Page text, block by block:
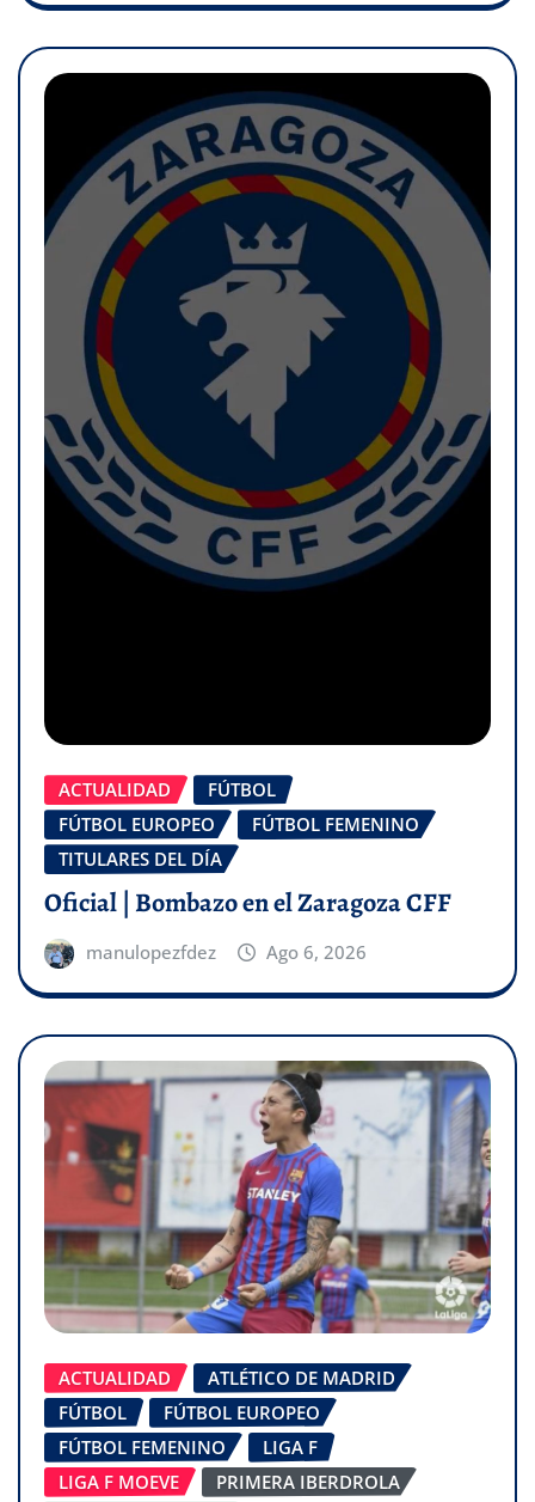
ACTUALIDAD
FÚTBOL
FÚTBOL EUROPEO
FÚTBOL FEMENINO
TITULARES DEL DÍA
Oficial | Bombazo en el Zaragoza CFF
manulopezfdez Ago 6, 2026
ACTUALIDAD
ATLÉTICO DE MADRID
FÚTBOL
FÚTBOL EUROPEO
FÚTBOL FEMENINO
LIGA F
LIGA F MOEVE
PRIMERA IBERDROLA